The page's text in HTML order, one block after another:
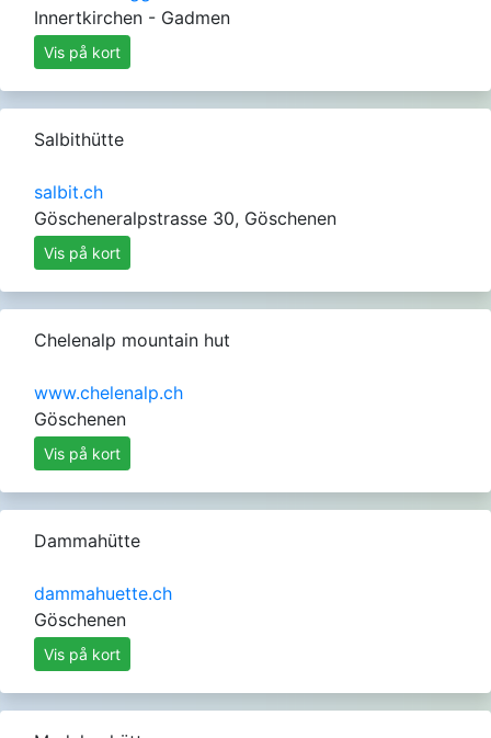
Innertkirchen - Gadmen
Vis på kort
Salbithütte
salbit.ch
Göscheneralpstrasse 30, Göschenen
Vis på kort
Chelenalp mountain hut
www.chelenalp.ch
Göschenen
Vis på kort
Dammahütte
dammahuette.ch
Göschenen
Vis på kort